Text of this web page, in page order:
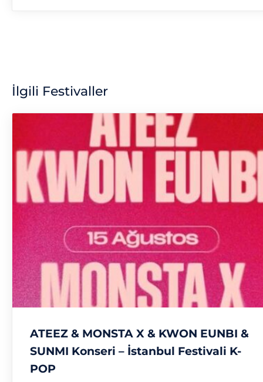
İlgili Festivaller
ATEEZ & MONSTA X & KWON EUNBI &
SUNMI Konseri – İstanbul Festivali K-
POP